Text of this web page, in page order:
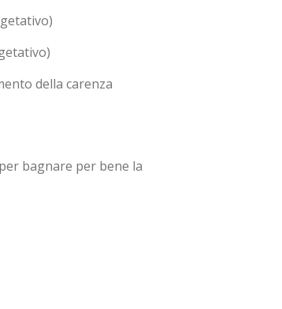
della carenza
bagnare per bene la